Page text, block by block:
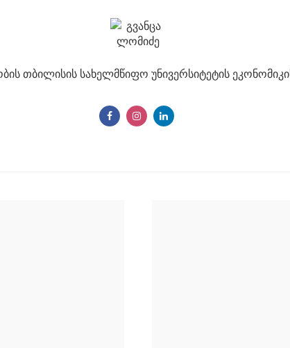
თბილისის სახელმწიფო უნივერსიტეტის